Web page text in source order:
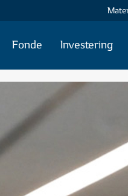
Fonde Investering